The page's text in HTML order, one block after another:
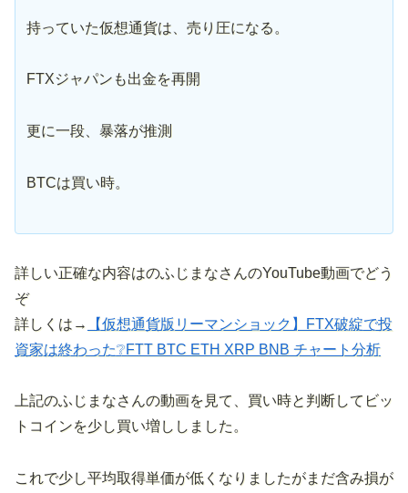
持っていた仮想通貨は、売り圧になる。
FTXジャパンも出金を再開
更に一段、暴落が推測
BTCは買い時。
詳しい正確な内容はのふじまなさんのYouTube動画でどう
ぞ
詳しくは→
【仮想通貨版リーマンショック】FTX破綻で投
資家は終わった❔FTT BTC ETH XRP BNB チャート分析
上記のふじまなさんの動画を見て、買い時と判断してビッ
トコインを少し買い増ししました。
これで少し平均取得単価が低くなりましたがまだ含み損が